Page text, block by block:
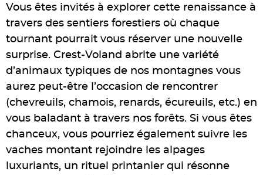
Vous êtes invités à explorer cette renaissance à
travers des sentiers forestiers où chaque
tournant pourrait vous réserver une nouvelle
surprise. Crest-Voland abrite une variété
d’animaux typiques de nos montagnes vous
aurez peut-être l’occasion de rencontrer
(chevreuils, chamois, renards, écureuils, etc.) en
vous baladant à travers nos forêts. Si vous êtes
chanceux, vous pourriez également suivre les
vaches montant rejoindre les alpages
luxuriants, un rituel printanier qui résonne